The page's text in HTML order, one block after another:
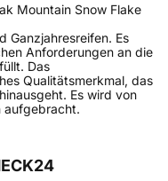
Mountain Snow Flake
Ganzjahresreifen. Es
Anforderungen an die
Das
Qualitätsmerkmal, das
Es wird von
aufgebracht.